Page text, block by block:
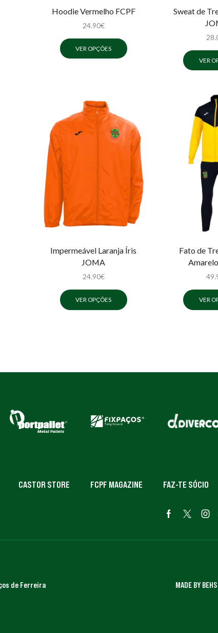
Hoodie Vermelho FCPF
24.90€
VER OPÇÕES
Sweat de
VER
Impermeável Laranja Íris
JOMA
24.90€
VER OPÇÕES
Fato de
VER
CASTOR STORE FCPF MAGAZINE FAZ-TE SÓCIO
de Ferreira MADE BY BEHS